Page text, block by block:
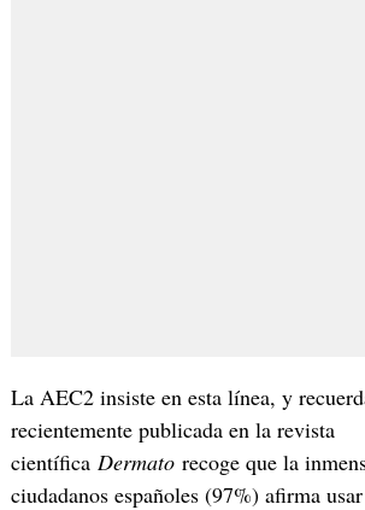
La AEC2 insiste en esta línea, y
recientemente publicada en la revista
científica Dermatorecoge que la
ciudadanos españoles (97%) afirma